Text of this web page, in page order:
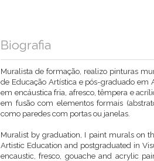
Biografia
Muralista de formação, realizo pinturas
de Educação Artística e pós-graduado em
em encáustica fria, afresco, têmpera e
em fusão com elementos formais
como paredes com portas ou janelas.
Muralist by graduation, I paint murals on
Artistic Education and postgraduated in
encaustic, fresco, gouache and acrylic